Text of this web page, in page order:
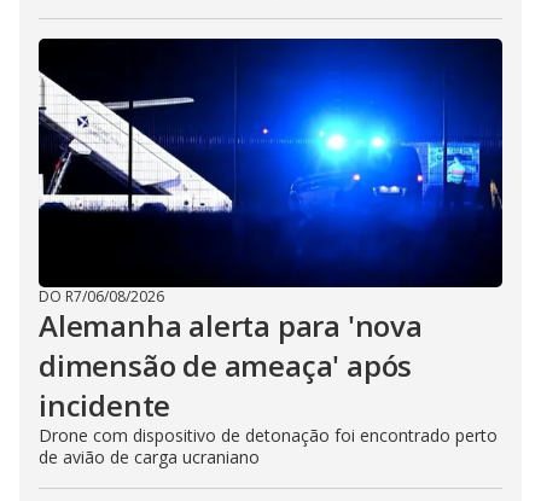
DO R7/06/08/2026
Alemanha alerta para 'nova
dimensão de ameaça' após
incidente
Drone com dispositivo de detonação foi encontrado perto
de avião de carga ucraniano